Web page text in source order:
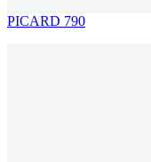
PICARD 790